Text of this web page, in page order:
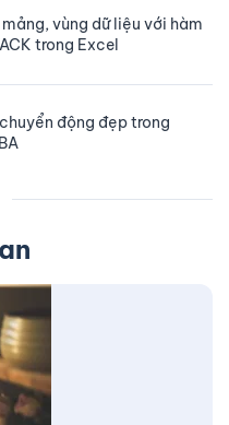
vùng dữ liệu với hàm
trong Excel
động đẹp trong